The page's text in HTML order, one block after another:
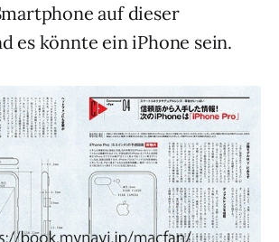
auf dieser
es könnte ein iPhone sein.